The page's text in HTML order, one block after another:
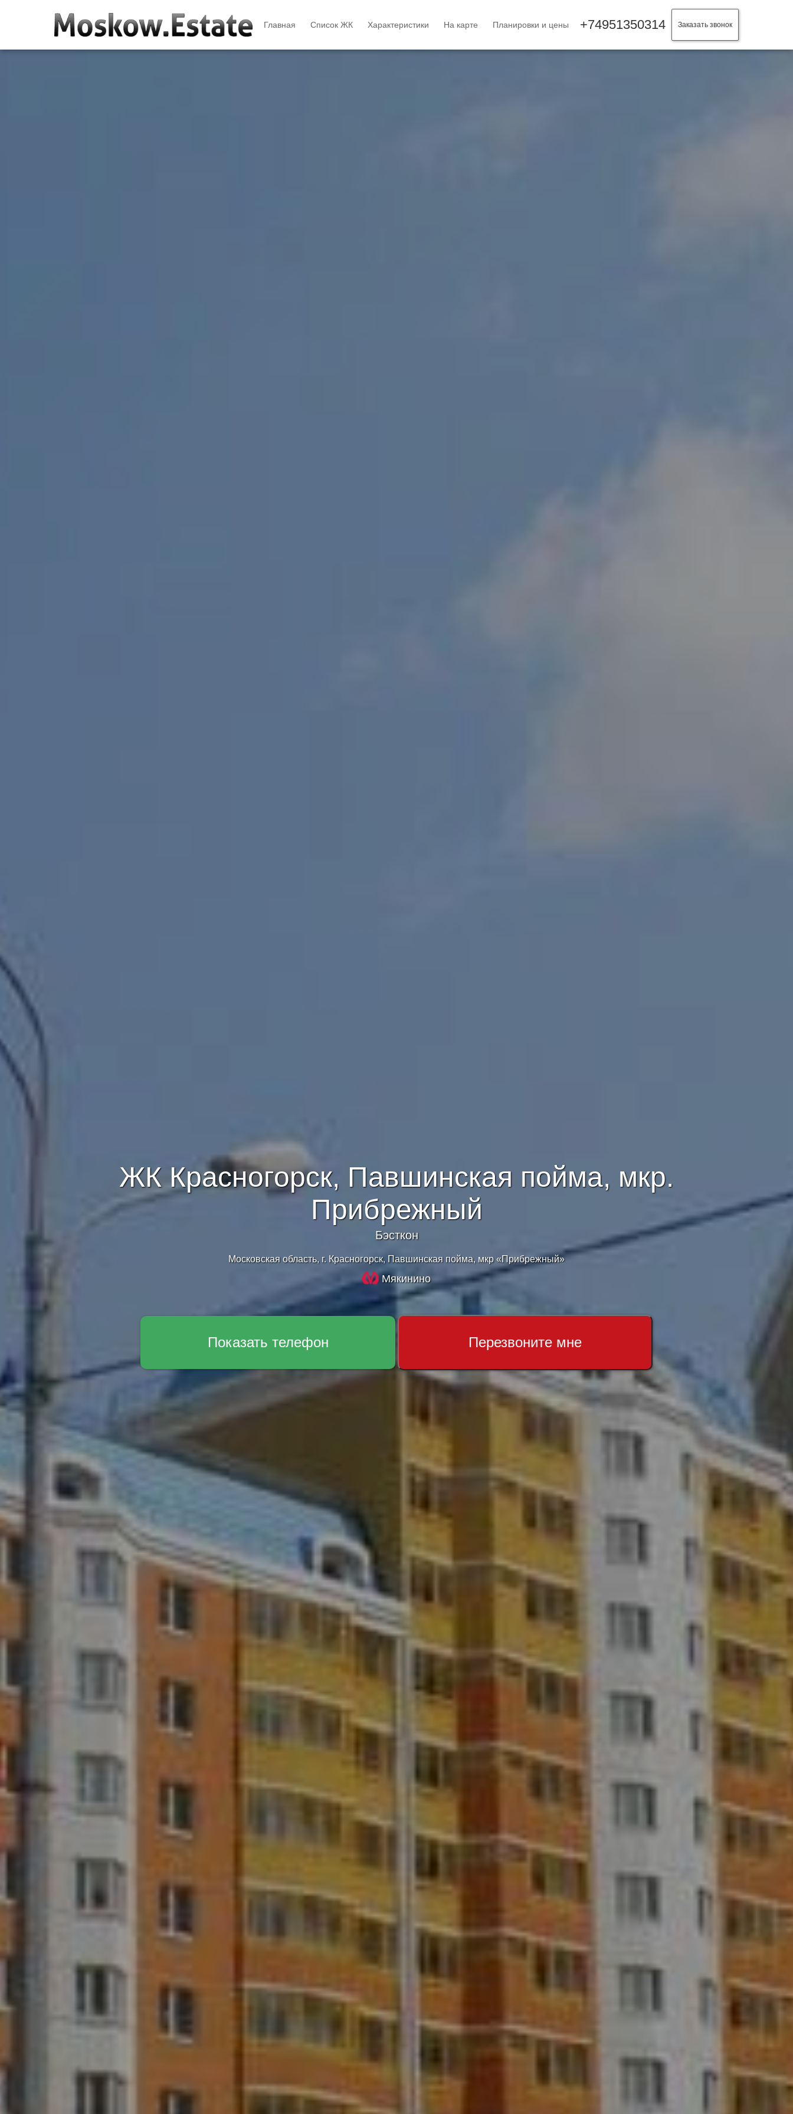
Главная Список ЖК Характеристики На карте Планировки и цены +74951350314 Заказать звонок
ЖК Красногорск, Павшинская пойма, мкр.
Прибрежный
Бэсткон
Московская область, г. Красногорск, Павшинская пойма, мкр «Прибрежный»
Мякинино
Показать телефон Перезвоните мне